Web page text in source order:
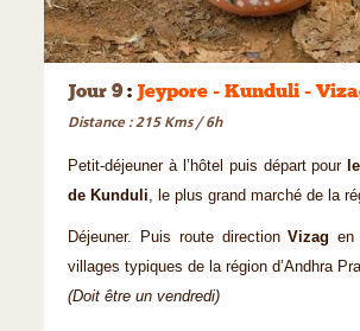
Jour 9: Jeypore - Kunduli -
Distance : 215 Kms / 6h
Petit-déjeuner à l’hôtel puis départ pour
de Kunduli, le plus grand marché de la
Déjeuner. Puis route directionVizag en
villages typiques de la région d’Andhra
(Doit être un vendredi)